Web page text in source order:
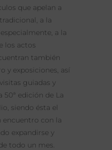
que apelan a
a la
a la
los actos
también
y exposiciones, así
guiadas y
50ª edición de La
siendo ésta el
encuentro con la
expandirse y
todo un mes.